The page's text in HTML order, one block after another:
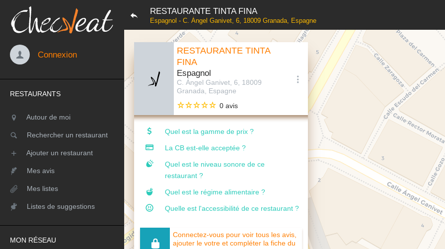
RESTAURANTE TINTA FINA
Espagnol - C. Ángel Ganivet, 6, 18009 Granada, Espagne
Connexion
RESTAURANTS
Autour de moi
Rechercher un restaurant
Ajouter un restaurant
Mes avis
Mes listes
Listes de suggestions
MON RÉSEAU
RESTAURANTE TINTA
FINA
Espagnol
C. Ángel Ganivet, 6, 18009
Granada, Espagne
0 avis
Quel est la gamme de prix ?
La CB est-elle acceptée ?
Quel est le niveau sonore de ce
restaurant ?
Quel est le régime alimentaire ?
Quelle est l'accessibilité de ce restaurant ?
Connectez-vous pour voir tous les avis,
ajouter le votre et compléter la fiche du